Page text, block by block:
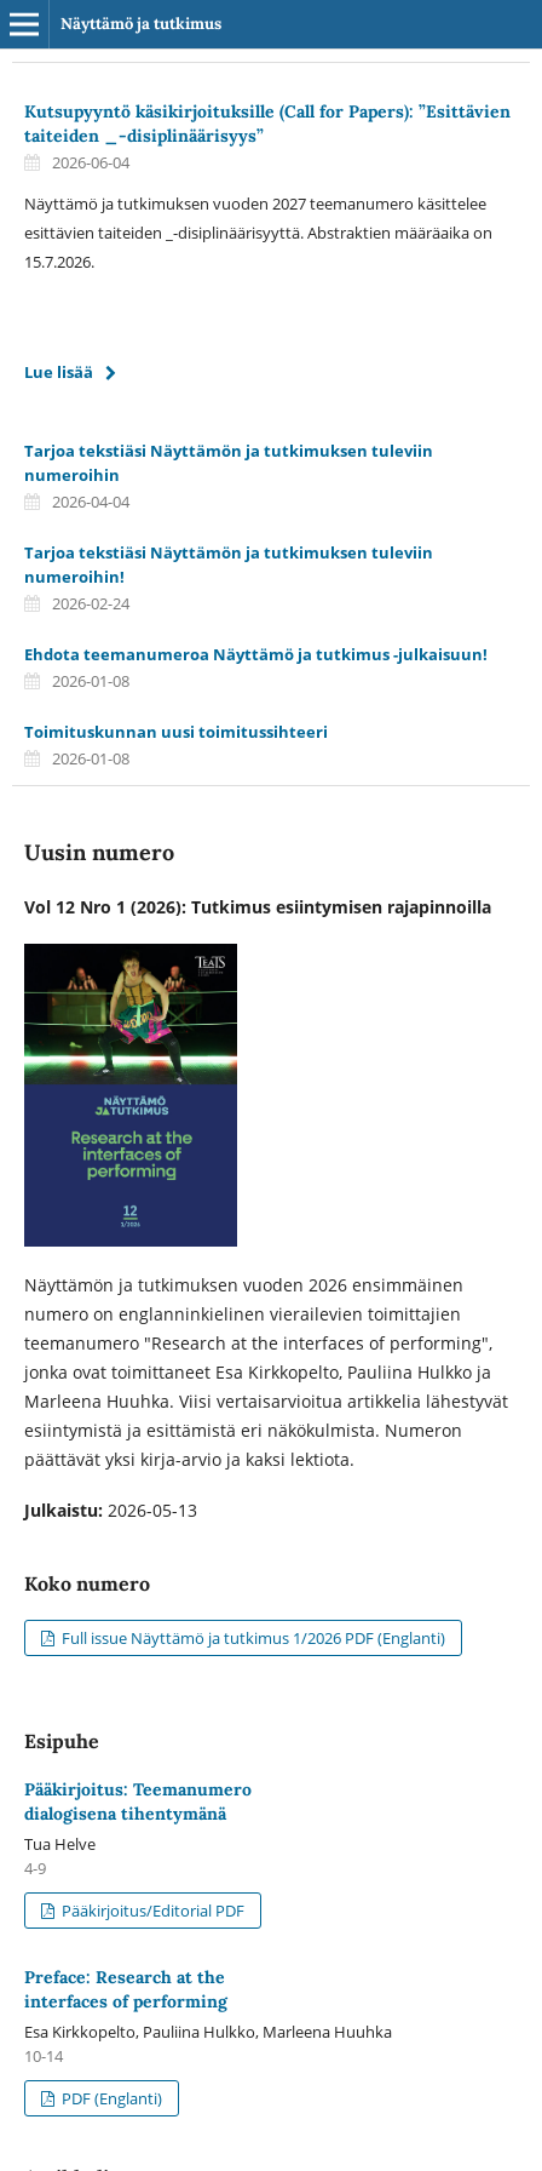
Näyttämö ja tutkimus
Kutsupyyntö käsikirjoituksille (Call for Papers): ”Esittävien
taiteiden _-disiplinäärisyys”
2026-06-04
Näyttämö ja tutkimuksen vuoden 2027 teemanumero käsittelee
esittävien taiteiden _-disiplinäärisyyttä. Abstraktien määräaika on
15.7.2026.
Lue lisää
Tarjoa tekstiäsi Näyttämön ja tutkimuksen tuleviin
numeroihin
2026-04-04
Tarjoa tekstiäsi Näyttämön ja tutkimuksen tuleviin
numeroihin!
2026-02-24
Ehdota teemanumeroa Näyttämö ja tutkimus -julkaisuun!
2026-01-08
Toimituskunnan uusi toimitussihteeri
2026-01-08
Uusin numero
Vol 12 Nro 1 (2026): Tutkimus esiintymisen rajapinnoilla
Näyttämön ja tutkimuksen vuoden 2026 ensimmäinen
numero on englanninkielinen vierailevien toimittajien
teemanumero "Research at the interfaces of performing",
jonka ovat toimittaneet Esa Kirkkopelto, Pauliina Hulkko ja
Marleena Huuhka. Viisi vertaisarvioitua artikkelia lähestyvät
esiintymistä ja esittämistä eri näkökulmista. Numeron
päättävät yksi kirja-arvio ja kaksi lektiota.
Julkaistu: 2026-05-13
Koko numero
Full issue Näyttämö ja tutkimus 1/2026 PDF (Englanti)
Esipuhe
Pääkirjoitus: Teemanumero
dialogisena tihentymänä
Tua Helve
4-9
Pääkirjoitus/Editorial PDF
Preface: Research at the
interfaces of performing
Esa Kirkkopelto, Pauliina Hulkko, Marleena Huuhka
10-14
PDF (Englanti)